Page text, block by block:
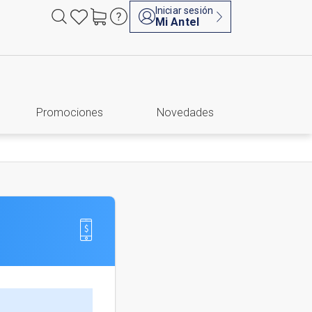
Iniciar sesión
Mi Antel
Promociones Novedades